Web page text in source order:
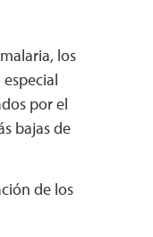
los
por el
bajas de
de los